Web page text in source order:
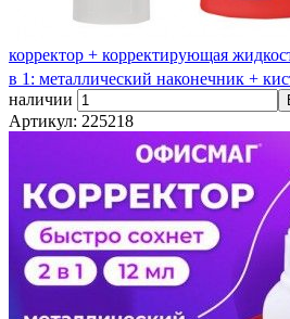
корректор + корректирующая
в 1: металлический наконечник +
наличии
Артикул: 225218